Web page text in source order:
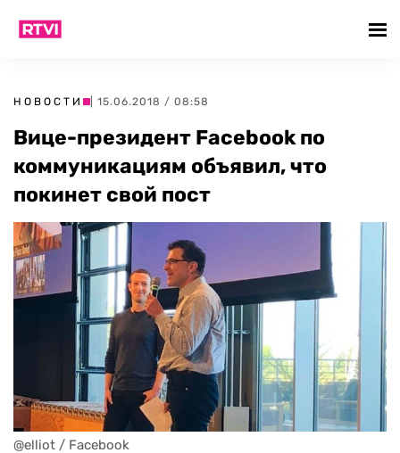
НОВОСТИ | 15.06.2018 / 08:58
Вице-президент Facebook по
коммуникациям объявил, что
покинет свой пост
@elliot / Facebook